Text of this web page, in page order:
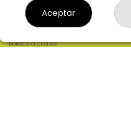
Resultados
Contacto
Empresas
Boletos digitales
Aceptar